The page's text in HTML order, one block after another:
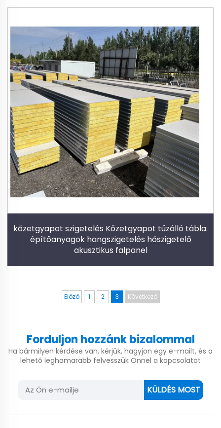
kőzetgyapot szigetelés Kőzetgyapot tűzálló tábla.
építőanyagok hangszigetelés hőszigetelő
akusztikus falpanel
Előző 1 2 3 Következő
Forduljon hozzánk bizalommal
Ha bármilyen kérdése van, kérjük, hagyjon egy e-mailt, és a
lehető leghamarabb felvesszük Önnel a kapcsolatot
KÜLDÉS MOST